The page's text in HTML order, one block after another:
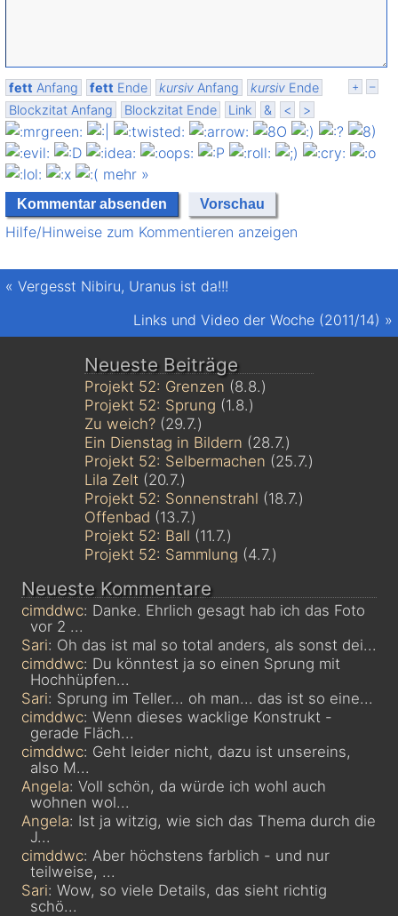
+ –
fett Anfang fett Ende kursiv Anfang kursiv Ende
Blockzitat Anfang
Blockzitat Ende Link & < >
mehr »
Hilfe/Hinweise zum Kommentieren anzeigen
« Vergesst Nibiru, Uranus ist da!!!
Links und Video der Woche (2011/14) »
Neueste Beiträge
Projekt 52: Grenzen (8.8.)
Projekt 52: Sprung (1.8.)
Zu weich? (29.7.)
Ein Dienstag in Bildern (28.7.)
Projekt 52: Selbermachen (25.7.)
Lila Zelt (20.7.)
Projekt 52: Sonnenstrahl (18.7.)
Offenbad (13.7.)
Projekt 52: Ball (11.7.)
Projekt 52: Sammlung (4.7.)
Neueste Kommentare
cimddwc: Danke. Ehrlich gesagt hab ich das Foto
vor 2 ...
Sari: Oh das ist mal so total anders, als sonst dei...
cimddwc: Du könntest ja so einen Sprung mit
Hochhüpfen...
Sari: Sprung im Teller... oh man... das ist so eine...
cimddwc: Wenn dieses wacklige Konstrukt -
gerade Fläch...
cimddwc: Geht leider nicht, dazu ist unsereins,
also M...
Angela: Voll schön, da würde ich wohl auch
wohnen wol...
Angela: Ist ja witzig, wie sich das Thema durch die
J...
cimddwc: Aber höchstens farblich - und nur
teilweise, ...
Sari: Wow, so viele Details, das sieht richtig
schö...